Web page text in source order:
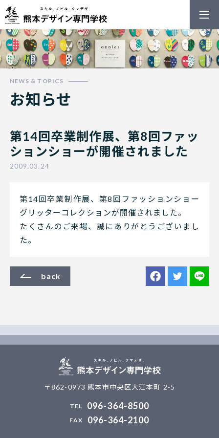
熊本デザイン
お知らせ
第14回卒業制作展、第8回ファッ
ションショーが開催されました
2009.03.24
第14回卒業制作展、第8回ファッションショー
グリッターコレクションが開催されました。
たくさんのご来場、誠にありがとうございまし
た。
back
〒862-0973 熊本市中央区大江本町 2-5
096-364-8500
096-364-2100